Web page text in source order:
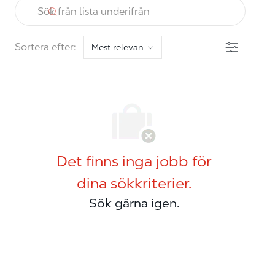
Sortera efter: Filter
Det finns inga jobb för
dina sökkriterier.
Sök gärna igen.